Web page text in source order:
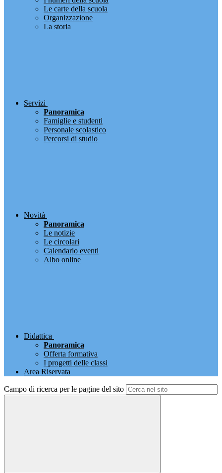
Le carte della scuola
Organizzazione
La storia
Servizi
Panoramica
Famiglie e studenti
Personale scolastico
Percorsi di studio
Novità
Panoramica
Le notizie
Le circolari
Calendario eventi
Albo online
Didattica
Panoramica
Offerta formativa
I progetti delle classi
Area Riservata
Campo di ricerca per le pagine del sito